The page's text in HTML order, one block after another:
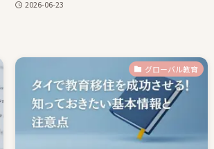
2026-06-23
グローバル教育